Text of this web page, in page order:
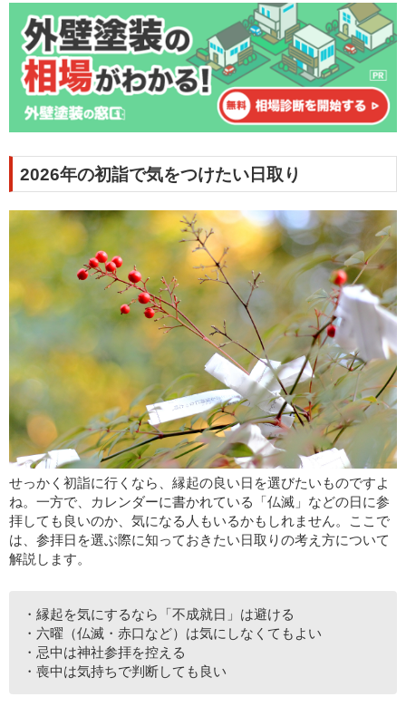
2026年の初詣で気をつけたい日取り
せっかく初詣に行くなら、縁起の良い日を選びたいものですよ
ね。一方で、カレンダーに書かれている「仏滅」などの日に参
拝しても良いのか、気になる人もいるかもしれません。ここで
は、参拝日を選ぶ際に知っておきたい日取りの考え方について
解説します。
・縁起を気にするなら「不成就日」は避ける
・六曜（仏滅・赤口など）は気にしなくてもよい
・忌中は神社参拝を控える
・喪中は気持ちで判断しても良い